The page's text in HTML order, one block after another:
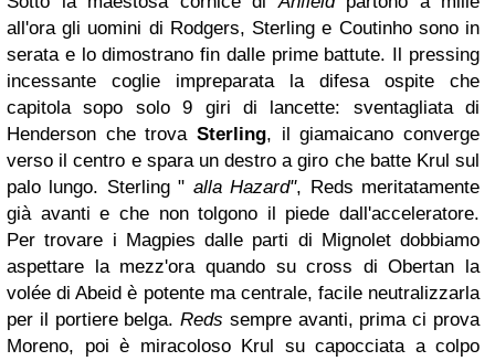
all'ora gli uomini di Rodgers, Sterling e Coutinho sono in
serata e lo dimostrano fin dalle prime battute. Il pressing
incessante coglie impreparata la difesa ospite che
capitola sopo solo 9 giri di lancette: sventagliata di
Henderson che trova Sterling, il giamaicano converge
verso il centro e spara un destro a giro che batte Krul sul
palo lungo. Sterling " alla Hazard", Reds meritatamente
già avanti e che non tolgono il piede dall'acceleratore.
Per trovare i Magpies dalle parti di Mignolet dobbiamo
aspettare la mezz'ora quando su cross di Obertan la
volée di Abeid è potente ma centrale, facile neutralizzarla
per il portiere belga. Reds sempre avanti, prima ci prova
Moreno, poi è miracoloso Krul su capocciata a colpo